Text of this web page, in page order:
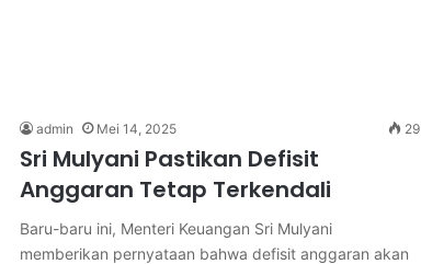
admin Mei 14, 2025 29
Sri Mulyani Pastikan Defisit
Anggaran Tetap Terkendali
Baru-baru ini, Menteri Keuangan Sri Mulyani
memberikan pernyataan bahwa defisit anggaran akan